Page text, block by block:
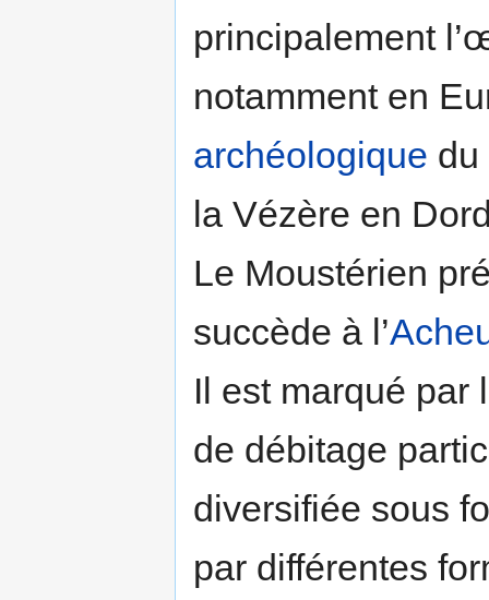
principalement
notamment en
archéologique du
la Vézère en
Le Moustérien
succède à l’
Il est marqué par
de débitage
diversifiée sous
par différentes